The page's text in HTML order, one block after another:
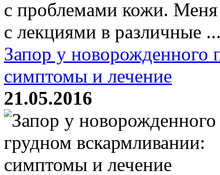
с проблемами кожи.
с лекциями в различные
Запор у новорожденного
симптомы и лечение
21.05.2016